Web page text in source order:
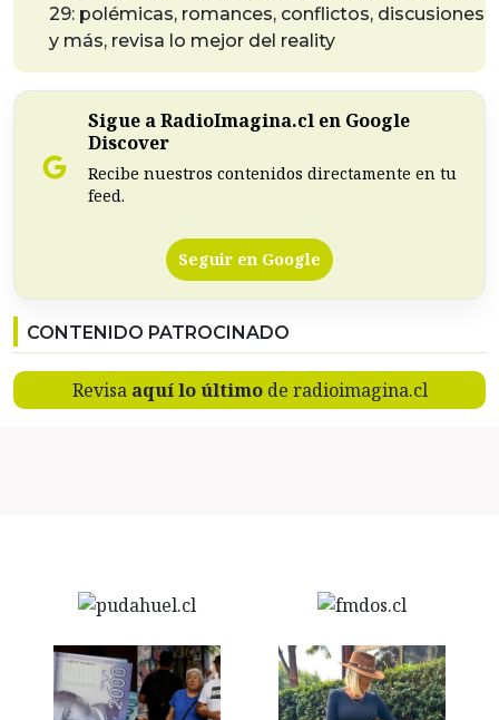
29: polémicas, romances, conflictos, discusiones
y más, revisa lo mejor del reality
Sigue a RadioImagina.cl en Google
Discover
Recibe nuestros contenidos directamente en tu
feed.
Seguir en Google
CONTENIDO PATROCINADO
Revisa aquí lo últimode radioimagina.cl